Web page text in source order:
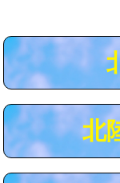
用（追加）/3ｍ超
給水管工事※（ラ
給水管工事※（
管・ポリ管・HT
マス交換（土の掘
北